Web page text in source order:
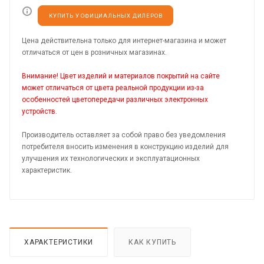
КУПИТЬ У ОФИЦИАЛЬНЫХ ДИЛЕРОВ
Цена действительна только для интернет-магазина и может
отличаться от цен в розничных магазинах.
Внимание! Цвет изделий и материалов покрытий на сайте
может отличаться от цвета реальной продукции из-за
особенностей цветопередачи различных электронных
устройств.
Производитель оставляет за собой право без уведомления
потребителя вносить изменения в конструкцию изделий для
улучшения их технологических и эксплуатационных
характеристик.
ХАРАКТЕРИСТИКИ КАК КУПИТЬ